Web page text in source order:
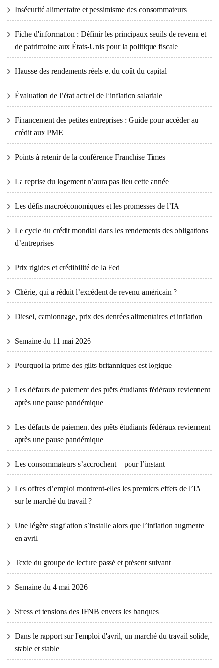
Insécurité alimentaire et pessimisme des consommateurs
Fiche d'information : Définir les principaux seuils de revenu et
de patrimoine aux États-Unis pour la politique fiscale
Hausse des rendements réels et du coût du capital
Évaluation de l’état actuel de l’inflation salariale
Financement des petites entreprises : Guide pour accéder au
crédit aux PME
Points à retenir de la conférence Franchise Times
La reprise du logement n’aura pas lieu cette année
Les défis macroéconomiques et les promesses de l’IA
Le cycle du crédit mondial dans les rendements des obligations
d’entreprises
Prix ​​​​rigides et crédibilité de la Fed
Chérie, qui a réduit l’excédent de revenu américain ?
Diesel, camionnage, prix des denrées alimentaires et inflation
Semaine du 11 mai 2026
Pourquoi la prime des gilts britanniques est logique
Les défauts de paiement des prêts étudiants fédéraux reviennent
après une pause pandémique
Les défauts de paiement des prêts étudiants fédéraux reviennent
après une pause pandémique
Les consommateurs s’accrochent – ​​pour l’instant
Les offres d’emploi montrent-elles les premiers effets de l’IA
sur le marché du travail ?
Une légère stagflation s’installe alors que l’inflation augmente
en avril
Texte du groupe de lecture passé et présent suivant
Semaine du 4 mai 2026
Stress et tensions des IFNB envers les banques
Dans le rapport sur l'emploi d'avril, un marché du travail solide,
stable et stable